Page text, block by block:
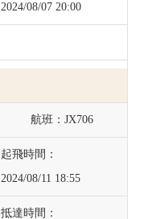
2024/08/07 20:00
JX706
2024/08/11 18:55